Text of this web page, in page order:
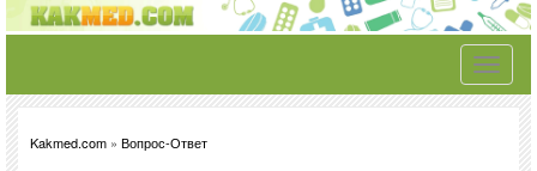
Toggle
Kakmed.com » Вопрос-Ответ